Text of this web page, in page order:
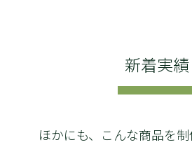
新着実績
ほかにも、こんな商品を制